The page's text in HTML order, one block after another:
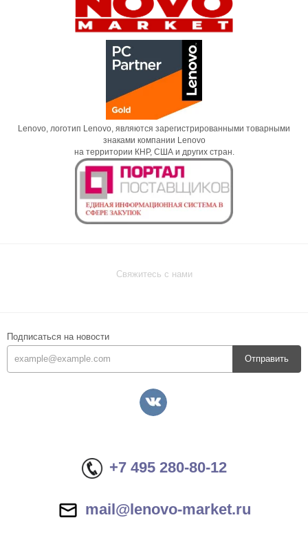
Lenovo, логотип Lenovo, являются зарегистрированными товарными
знаками компании Lenovo
на территории КНР, США и других стран.
Свяжитесь с нами
Подписаться на новости
Отправить
+7 495 280-80-12
mail@lenovo-market.ru